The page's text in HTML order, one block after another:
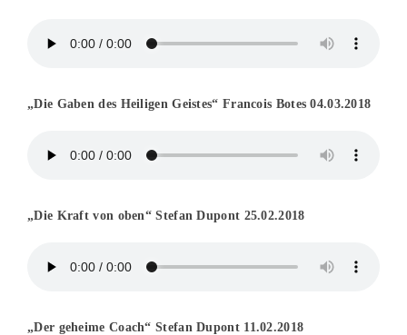
„Die Gaben des Heiligen Geistes“ Francois Botes 04.03.2018
„Die Kraft von oben“ Stefan Dupont 25.02.2018
„Der geheime Coach“ Stefan Dupont 11.02.2018